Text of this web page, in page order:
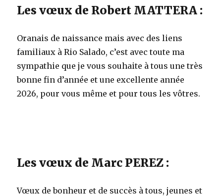
Les vœux de Robert MATTERA :
Oranais de naissance mais avec des liens
familiaux à Rio Salado, c’est avec toute ma
sympathie que je vous souhaite à tous une très
bonne fin d’année et une excellente année
2026, pour vous même et pour tous les vôtres.
Les vœux de Marc PEREZ :
Vœux de bonheur et de succès à tous, jeunes et